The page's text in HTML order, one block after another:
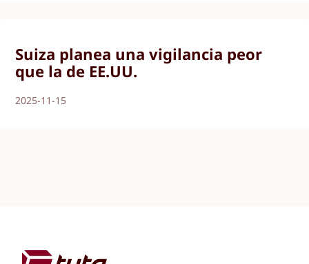
Suiza planea una vigilancia peor
que la de EE.UU.
2025-11-15